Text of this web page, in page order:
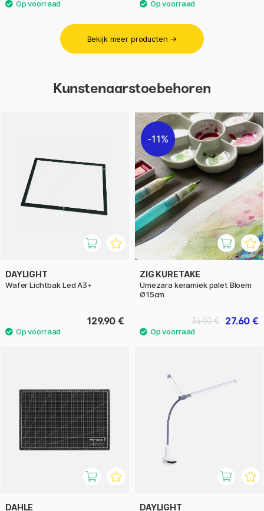
Bekijk meer producten →
Kunstenaarstoebehoren
DAYLIGHT
Wafer Lichtbak Led A3+
129.90 €
11%
ZIG KURETAKE
Umezara keramiek palet Bloem
Ø15cm
27.60 €
34.50 €
DAHLE DAYLIGHT